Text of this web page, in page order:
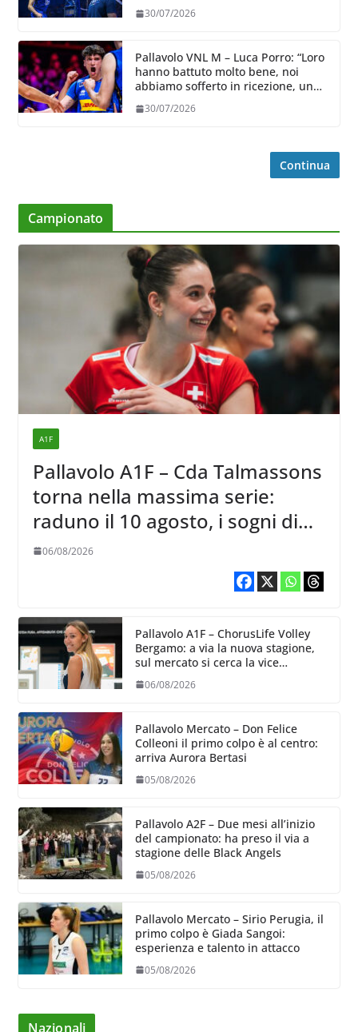
30/07/2026
Pallavolo VNL M – Luca Porro: “Loro
hanno battuto molto bene, noi
abbiamo sofferto in ricezione, uno
30/07/2026
Continua
Campionato
A1F
Pallavolo A1F – Cda Talmassons
torna nella massima serie:
raduno il 10 agosto, i sogni di
salvezza di Julie Lengweiler,
06/08/2026
Pallavolo A1F – ChorusLife Volley
Bergamo: a via la nuova stagione,
sul mercato si cerca la vice
06/08/2026
Pallavolo Mercato – Don Felice
Colleoni il primo colpo è al centro:
arriva Aurora Bertasi
05/08/2026
Pallavolo A2F – Due mesi all’inizio
del campionato: ha preso il via a
stagione delle Black Angels
05/08/2026
Pallavolo Mercato – Sirio Perugia, il
primo colpo è Giada Sangoi:
esperienza e talento in attacco
05/08/2026
Nazionali